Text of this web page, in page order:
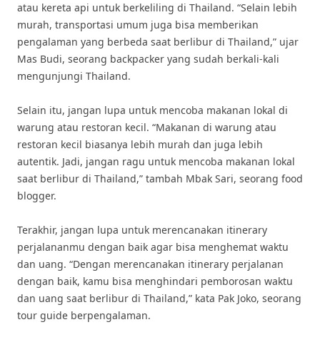
atau kereta api untuk berkeliling di Thailand. “Selain lebih
murah, transportasi umum juga bisa memberikan
pengalaman yang berbeda saat berlibur di Thailand,” ujar
Mas Budi, seorang backpacker yang sudah berkali-kali
mengunjungi Thailand.
Selain itu, jangan lupa untuk mencoba makanan lokal di
warung atau restoran kecil. “Makanan di warung atau
restoran kecil biasanya lebih murah dan juga lebih
autentik. Jadi, jangan ragu untuk mencoba makanan lokal
saat berlibur di Thailand,” tambah Mbak Sari, seorang food
blogger.
Terakhir, jangan lupa untuk merencanakan itinerary
perjalananmu dengan baik agar bisa menghemat waktu
dan uang. “Dengan merencanakan itinerary perjalanan
dengan baik, kamu bisa menghindari pemborosan waktu
dan uang saat berlibur di Thailand,” kata Pak Joko, seorang
tour guide berpengalaman.